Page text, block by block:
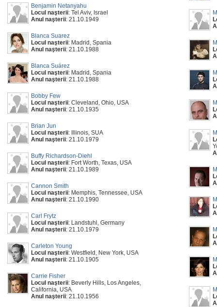
Benjamin Netanyahu
Locul naşterii: Tel Aviv, Israel
Anul naşterii: 21.10.1949
Blanca Suarez
Locul naşterii: Madrid, Spania
Anul naşterii: 21.10.1988
Blanca Suárez
Locul naşterii: Madrid, Spania
Anul naşterii: 21.10.1988
Bobby Few
Locul naşterii: Cleveland, Ohio, USA
Anul naşterii: 21.10.1935
Brian Jun
Locul naşterii: Illinois, SUA
Anul naşterii: 21.10.1979
Buffy Richardson-Diehl
Locul naşterii: Fort Worth, Texas, USA
Anul naşterii: 21.10.1989
Cannon Smith
Locul naşterii: Memphis, Tennessee, USA
Anul naşterii: 21.10.1990
Carl Frytz
Locul naşterii: Landstuhl, Germany
Anul naşterii: 21.10.1979
Carleton Young
Locul naşterii: Westfield, New York, USA
Anul naşterii: 21.10.1905
Carrie Fisher
Locul naşterii: Beverly Hills, Los Angeles,
California, USA
Anul naşterii: 21.10.1956